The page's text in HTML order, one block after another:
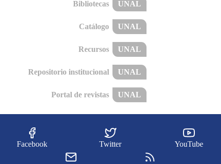
Bibliotecas UNAL
Catálogo UNAL
Recursos UNAL
Repositorio institucional UNAL
Portal de revistas UNAL
Facebook Twitter YouTube